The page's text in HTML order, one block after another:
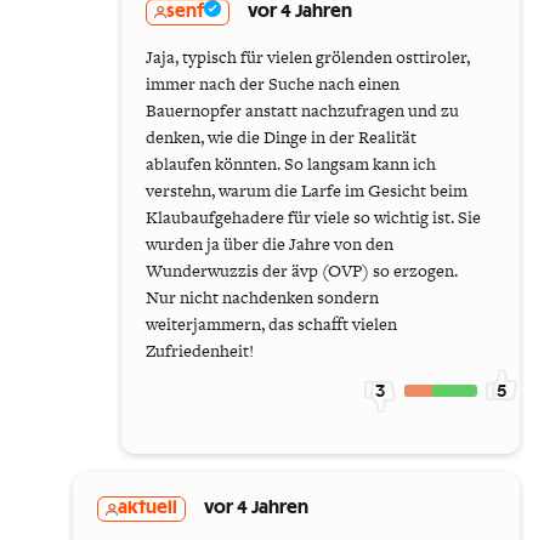
senf vor 4 Jahren
Jaja, typisch für vielen grölenden osttiroler,
immer nach der Suche nach einen
Bauernopfer anstatt nachzufragen und zu
denken, wie die Dinge in der Realität
ablaufen könnten. So langsam kann ich
verstehn, warum die Larfe im Gesicht beim
Klaubaufgehadere für viele so wichtig ist. Sie
wurden ja über die Jahre von den
Wunderwuzzis der ävp (OVP) so erzogen.
Nur nicht nachdenken sondern
weiterjammern, das schafft vielen
Zufriedenheit!
3 5
aktuell vor 4 Jahren